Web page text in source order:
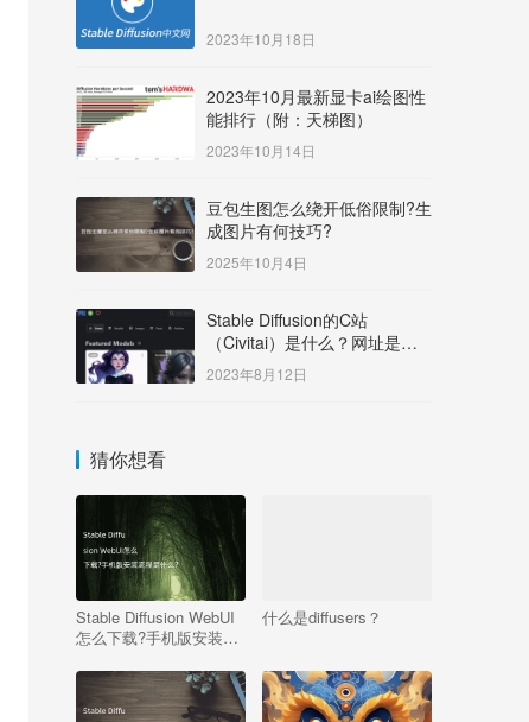
2023年10月18日
2023年10月最新显卡ai绘图性
能排行（附：天梯图）
2023年10月14日
豆包生图怎么绕开低俗限制?生
成图片有何技巧?
2025年10月4日
Stable Diffusion的C站
（Civitai）是什么？网址是多
少？
2023年8月12日
猜你想看
Stable Diffusion WebUI
怎么下载?手机版安装流
什么是diffusers？